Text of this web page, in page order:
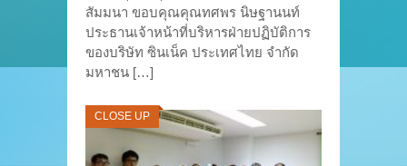
สัมมนา ขอบคุณคุณทศพร นิษฐานนท์
ประธานเจ้าหน้าที่บริหารฝ่ายปฏิบัติการ
ของบริษัท ซินเน็ค ประเทศไทย จำกัด
มหาชน […]
CLOSE UP